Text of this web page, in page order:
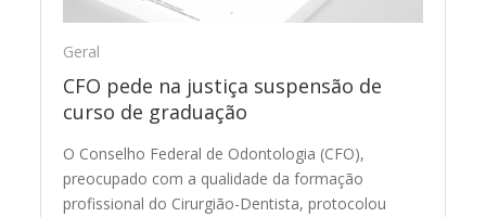
Geral
CFO pede na justiça suspensão de
curso de graduação
O Conselho Federal de Odontologia (CFO),
preocupado com a qualidade da formação
profissional do Cirurgião-Dentista, protocolou